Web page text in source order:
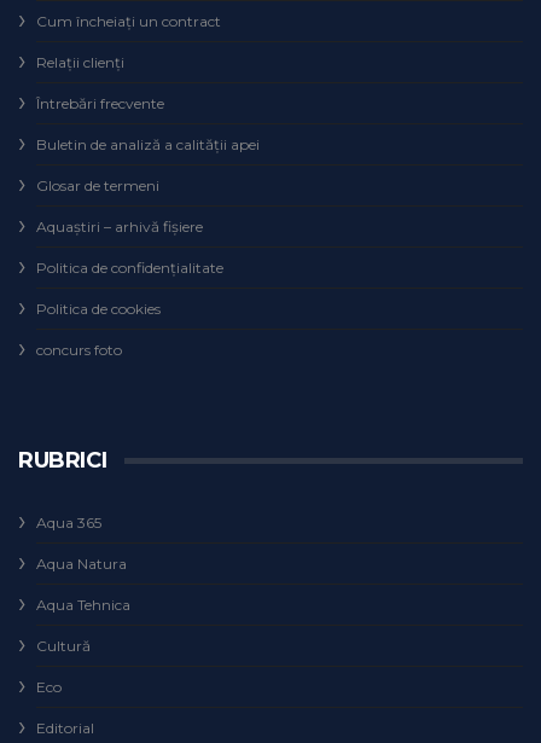
Cum încheiaţi un contract
Relaţii clienţi
Întrebări frecvente
Buletin de analiză a calităţii apei
Glosar de termeni
Aquaștiri – arhivă fișiere
Politica de confidențialitate
Politica de cookies
concurs foto
RUBRICI
Aqua 365
Aqua Natura
Aqua Tehnica
Cultură
Eco
Editorial